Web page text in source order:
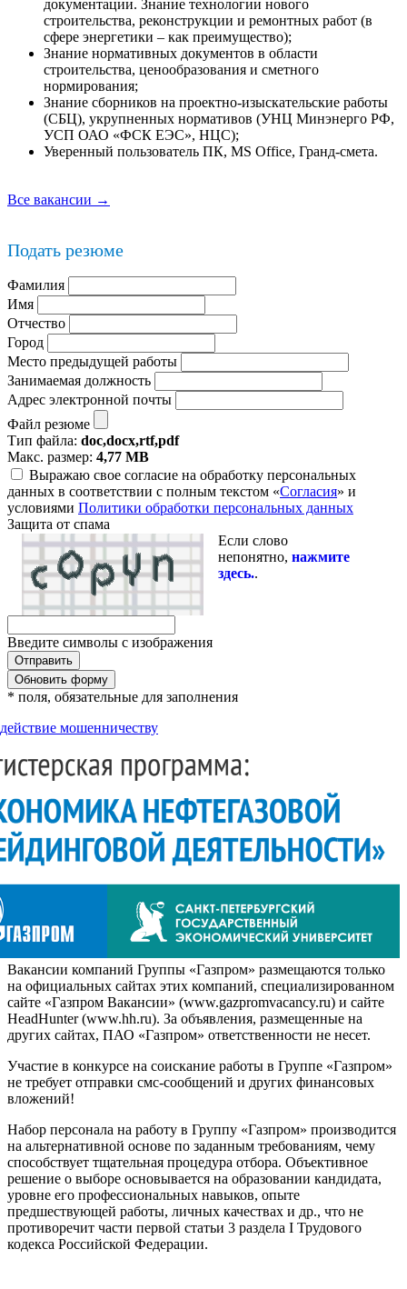
документации. Знание технологии нового
строительства, реконструкции и ремонтных работ (в
сфере энергетики – как преимущество);
Знание нормативных документов в области
строительства, ценообразования и сметного
нормирования;
Знание сборников на проектно-изыскательские работы
(СБЦ), укрупненных нормативов (УНЦ Минэнерго РФ,
УСП ОАО «ФСК ЕЭС», НЦС);
Уверенный пользователь ПК, MS Office, Гранд-смета.
Все вакансии →
Подать резюме
Фамилия
Имя
Отчество
Город
Место предыдущей работы
Занимаемая должность
Адрес электронной почты
Файл резюме
Тип файла: doc,docx,rtf,pdf
Макс. размер: 4,77 MB
Выражаю свое согласие на обработку персональных
данных в соответствии с полным текстом «Согласия» и
условиями Политики обработки персональных данных
Защита от спама
Если слово
непонятно, нажмите
здесь..
Введите символы с изображения
Обновить форму
* поля, обязательные для заполнения
мошенничеству
Вакансии компаний Группы «Газпром» размещаются только
на официальных сайтах этих компаний, специализированном
сайте «Газпром Вакансии» (www.gazpromvacancy.ru) и сайте
HeadHunter (www.hh.ru). За объявления, размещенные на
других сайтах, ПАО «Газпром» ответственности не несет.
Участие в конкурсе на соискание работы в Группе «Газпром»
не требует отправки смс-сообщений и других финансовых
вложений!
Набор персонала на работу в Группу «Газпром» производится
на альтернативной основе по заданным требованиям, чему
способствует тщательная процедура отбора. Объективное
решение о выборе основывается на образовании кандидата,
уровне его профессиональных навыков, опыте
предшествующей работы, личных качествах и др., что не
противоречит части первой статьи 3 раздела I Трудового
кодекса Российской Федерации.